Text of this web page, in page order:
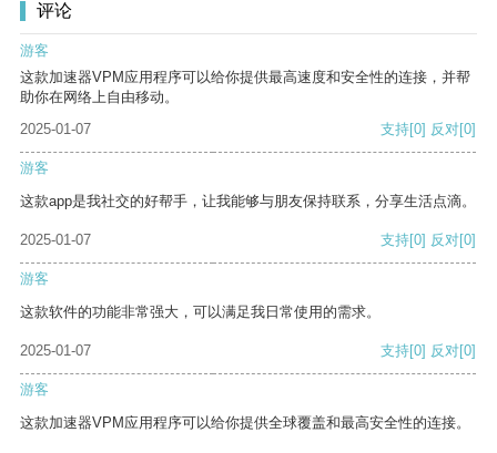
评论
游客
这款加速器VPM应用程序可以给你提供最高速度和安全性的连接，并帮
助你在网络上自由移动。
2025-01-07
支持[0] 反对[0]
游客
这款app是我社交的好帮手，让我能够与朋友保持联系，分享生活点滴。
2025-01-07 支持[0] 反对[0]
游客
这款软件的功能非常强大，可以满足我日常使用的需求。
2025-01-07 支持[0] 反对[0]
游客
这款加速器VPM应用程序可以给你提供全球覆盖和最高安全性的连接。